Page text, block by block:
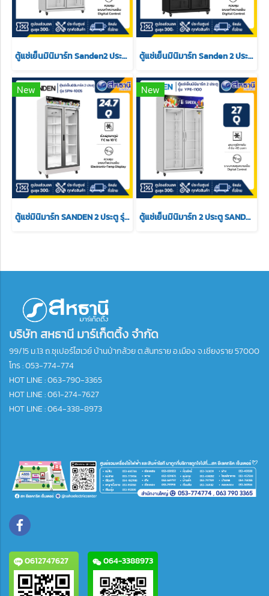
ตู้แช่เย็นมินิมาร์ท Sanden2 ประตู รุ่น YPC-1100 / YPC-1100/WH ขนาด 27.2Q สีขาว ตู้แช่เย็นมินิมาร์ท Sanden 2 ประตู รุ่น YPC-1100 / YPC-1100/BK ขนาด 27.2Q สีดำ
New
ตู้แช่มินิมาร์ท SANDEN 2 ประตู รุ่น SPN-1005 ขนาด 24.7 สีขาว
New
ตู้แช่เย็นมินิมาร์ท 2 ประตู SANDEN รุ่น YPE-1100 ความจุ 27Q
บริษัท สหธานี มาร์เก็ตติ้ง จำกัด
99/15 ม.13 ถ.ซุเปอร์ไฮเวย์ บ้านป่ากล้วย ต.สันทราย อ.เมือง จ.เชียงราย 57000
โทร :053-774-774
HOT LINE : 063-790-3365
HOT LINE : 061-274-7627
HOT LINE : 064-338-8973
0612747627 064-3388973